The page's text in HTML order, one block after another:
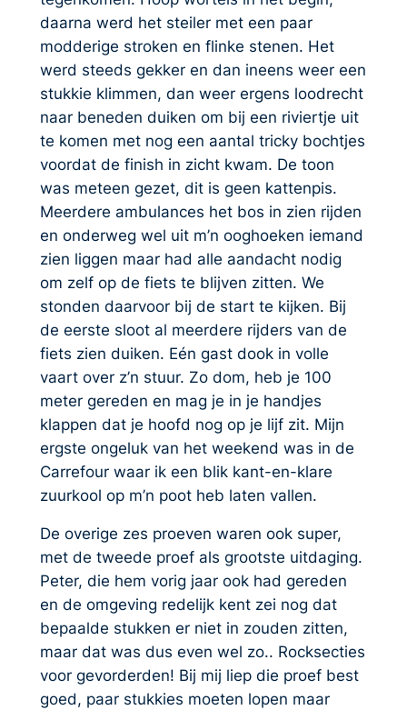
daarna werd het steiler met een paar
modderige stroken en flinke stenen. Het
werd steeds gekker en dan ineens weer een
stukkie klimmen, dan weer ergens loodrecht
naar beneden duiken om bij een riviertje uit
te komen met nog een aantal tricky bochtjes
voordat de finish in zicht kwam. De toon
was meteen gezet, dit is geen kattenpis.
Meerdere ambulances het bos in zien rijden
en onderweg wel uit m’n ooghoeken iemand
zien liggen maar had alle aandacht nodig
om zelf op de fiets te blijven zitten. We
stonden daarvoor bij de start te kijken. Bij
de eerste sloot al meerdere rijders van de
fiets zien duiken. Eén gast dook in volle
vaart over z’n stuur. Zo dom, heb je 100
meter gereden en mag je in je handjes
klappen dat je hoofd nog op je lijf zit. Mijn
ergste ongeluk van het weekend was in de
Carrefour waar ik een blik kant-en-klare
zuurkool op m’n poot heb laten vallen.
De overige zes proeven waren ook super,
met de tweede proef als grootste uitdaging.
Peter, die hem vorig jaar ook had gereden
en de omgeving redelijk kent zei nog dat
bepaalde stukken er niet in zouden zitten,
maar dat was dus even wel zo.. Rocksecties
voor gevorderden! Bij mij liep die proef best
goed, paar stukkies moeten lopen maar